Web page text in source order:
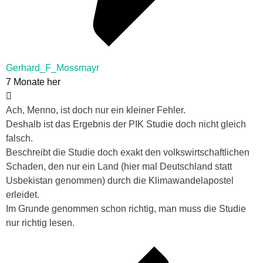
Gerhard_F_Mossmayr
7 Monate her
Ach, Menno, ist doch nur ein kleiner Fehler.
Deshalb ist das Ergebnis der PIK Studie doch nicht gleich
falsch.
Beschreibt die Studie doch exakt den volkswirtschaftlichen
Schaden, den nur ein Land (hier mal Deutschland statt
Usbekistan genommen) durch die Klimawandelapostel
erleidet.
Im Grunde genommen schon richtig, man muss die Studie
nur richtig lesen.